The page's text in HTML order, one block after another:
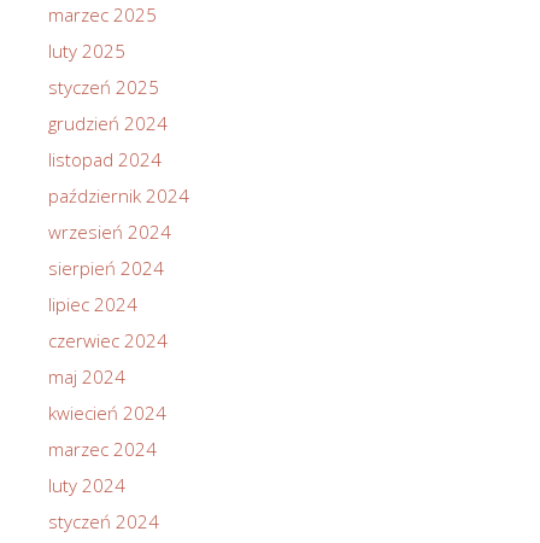
marzec 2025
luty 2025
styczeń 2025
grudzień 2024
listopad 2024
październik 2024
wrzesień 2024
sierpień 2024
lipiec 2024
czerwiec 2024
maj 2024
kwiecień 2024
marzec 2024
luty 2024
styczeń 2024